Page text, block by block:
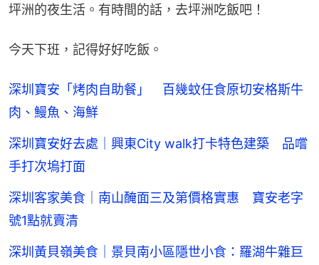
坪洲的夜生活。有時間的話，去坪洲吃飯吧！
今天下班，記得好好吃飯。
深圳寶安「烤肉自助餐」 百幾蚊任食原切安格斯牛
肉、鰻魚、海鮮
深圳寶安好去處｜興東City walk打卡特色建築 品嚐
手打次塢打面
深圳客家美食｜南山醃面三及第價格實惠 寶安老字
號1點就賣清
深圳黃貝嶺美食｜景貝南小區隱世小食：羅湖牛雜巨